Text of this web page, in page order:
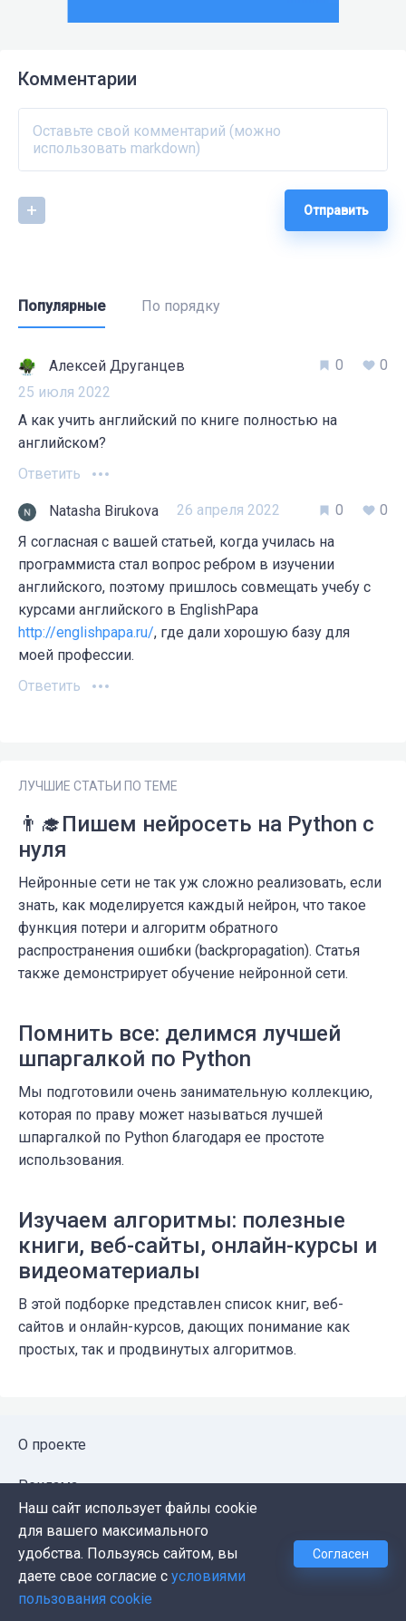
Комментарии
Отправить
Популярные По порядку
Алексей Друганцев
25 июля 2022
0 0
А как учить английский по книге полностью на
английском?
Ответить
Natasha Birukova 26 апреля 2022 0
0
Я согласная с вашей статьей, когда училась на
программиста стал вопрос ребром в изучении
английского, поэтому пришлось совмещать учебу с
курсами английского в EnglishPapa
http://englishpapa.ru/, где дали хорошую базу для
моей профессии.
Ответить
ЛУЧШИЕ СТАТЬИ ПО ТЕМЕ
👨‍🎓️Пишем нейросеть на Python с
нуля
Нейронные сети не так уж сложно реализовать, если
знать, как моделируется каждый нейрон, что такое
функция потери и алгоритм обратного
распространения ошибки (backpropagation). Статья
также демонстрирует обучение нейронной сети.
Помнить все: делимся лучшей
шпаргалкой по Python
Мы подготовили очень занимательную коллекцию,
которая по праву может называться лучшей
шпаргалкой по Python благодаря ее простоте
использования.
Изучаем алгоритмы: полезные
книги, веб-сайты, онлайн-курсы и
видеоматериалы
В этой подборке представлен список книг, веб-
сайтов и онлайн-курсов, дающих понимание как
простых, так и продвинутых алгоритмов.
О проекте
Реклама
Публичная оферта
Политика конфиденциальности
Контакты
Наш сайт использует файлы cookie
для вашего максимального
удобства. Пользуясь сайтом, вы
даете свое согласие с условиями
пользования cookie
Согласен